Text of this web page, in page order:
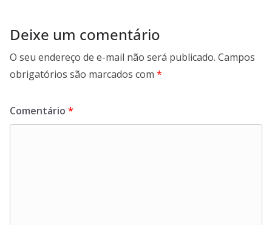
Deixe um comentário
O seu endereço de e-mail não será publicado. Campos
obrigatórios são marcados com *
Comentário *